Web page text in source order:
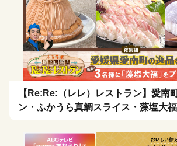
【Re:Re:（レレ）レストラン】愛南
ン・ふかうら真鯛スライス・藻塩大